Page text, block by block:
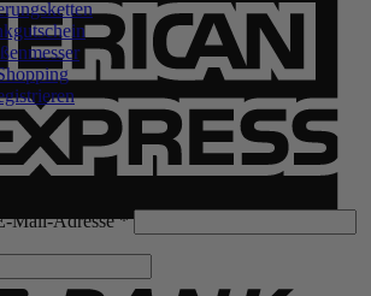
Mail-Adresse*Erforderlich